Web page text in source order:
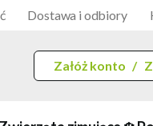
Dostawa i odbiory
Załóż konto /